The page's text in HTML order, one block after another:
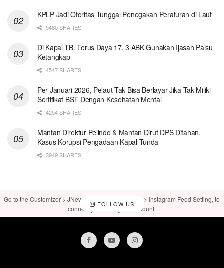
KPLP Jadi Otoritas Tunggal Penegakan Peraturan di Laut
5480 SHARES
Di Kapal TB. Terus Daya 17, 3 ABK Gunakan Ijasah Palsu
Ketangkap
4547 SHARES
Per Januari 2026, Pelaut Tak Bisa Berlayar Jika Tak Miliki
Sertifikat BST Dengan Kesehatan Mental
4254 SHARES
Mantan Direktur Pelindo & Mantan Dirut DPS Ditahan,
Kasus Korupsi Pengadaan Kapal Tunda
3949 SHARES
FOLLOW US
Go to the Customizer > JNews : Social, Like & View > Instagram Feed Setting, to
connect your Instagram account.